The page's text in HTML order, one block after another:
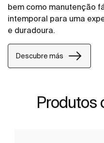
bem como manutenção
intemporal para uma
e duradoura.
Descubre más
Produtos